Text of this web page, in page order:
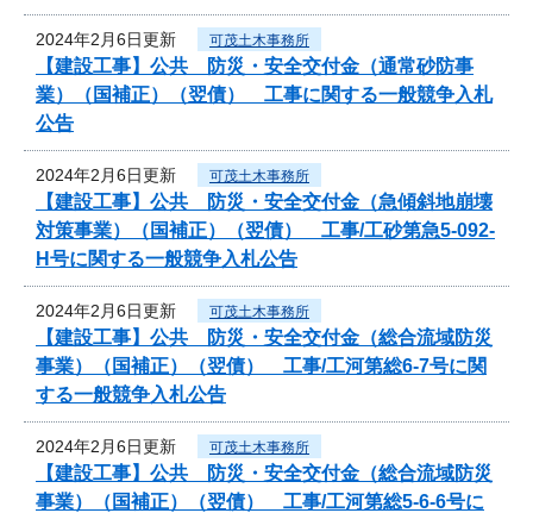
2024年2月6日更新 可茂土木事務所
【建設工事】公共 防災・安全交付金（通常砂防事
業）（国補正）（翌債） 工事に関する一般競争入札
公告
2024年2月6日更新 可茂土木事務所
【建設工事】公共 防災・安全交付金（急傾斜地崩壊
対策事業）（国補正）（翌債） 工事/工砂第急5-092-
H号に関する一般競争入札公告
2024年2月6日更新 可茂土木事務所
【建設工事】公共 防災・安全交付金（総合流域防災
事業）（国補正）（翌債） 工事/工河第総6-7号に関
する一般競争入札公告
2024年2月6日更新 可茂土木事務所
【建設工事】公共 防災・安全交付金（総合流域防災
事業）（国補正）（翌債） 工事/工河第総5-6-6号に